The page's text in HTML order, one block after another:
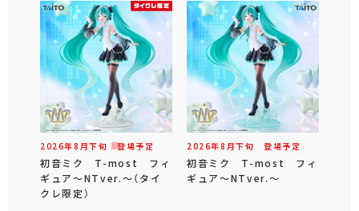
2026年8 月下旬 登場予定
初音ミク T-most フィ
ギュア～NTver.～（タイ
クレ限定）
2026年8 月下旬 登場予定
初音ミク T-most フィ
ギュア～NTver.～